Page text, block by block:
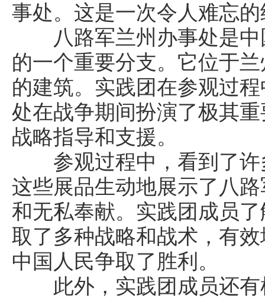
事处。这是一次令人难忘
八路军兰州办事处是中
的一个重要分支。它位于
的建筑。实践团在参观过
处在战争期间扮演了极其
战略指导和支援。
参观过程中，看到了许
这些展品生动地展示了八
和无私奉献。实践团成员
取了多种战略和战术，有
中国人民争取了胜利。
此外，实践团成员还有